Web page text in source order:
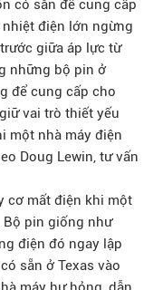
có sẵn để cung cấp
điện lớn ngừng
giữa áp lực từ
những bộ pin ở
để cung cấp cho
vai trò thiết yếu
một nhà máy điện
Doug Lewin, tư vấn
cơ mất điện khi một
Bộ pin giống như
điện đó ngay lập
sẵn ở Texas vào